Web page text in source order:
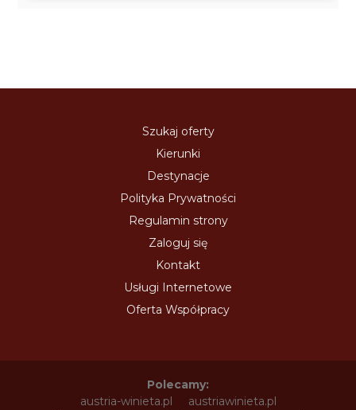
Szukaj oferty
Kierunki
Destynacje
Polityka Prywatności
Regulamin strony
Zaloguj się
Kontakt
Usługi Internetowe
Oferta Współpracy
Polecamy:
austria-winieta.pl
austriawinieta.pl